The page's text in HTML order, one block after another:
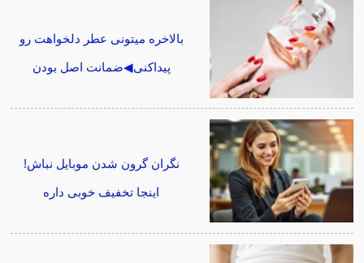
بالاخره میتونی عطر دلخواهت رو
پیداکنی◀ضمانت اصل بودن
نگران گرون شدن موبایل نباش!
اینجا تخفیف خوبی داره